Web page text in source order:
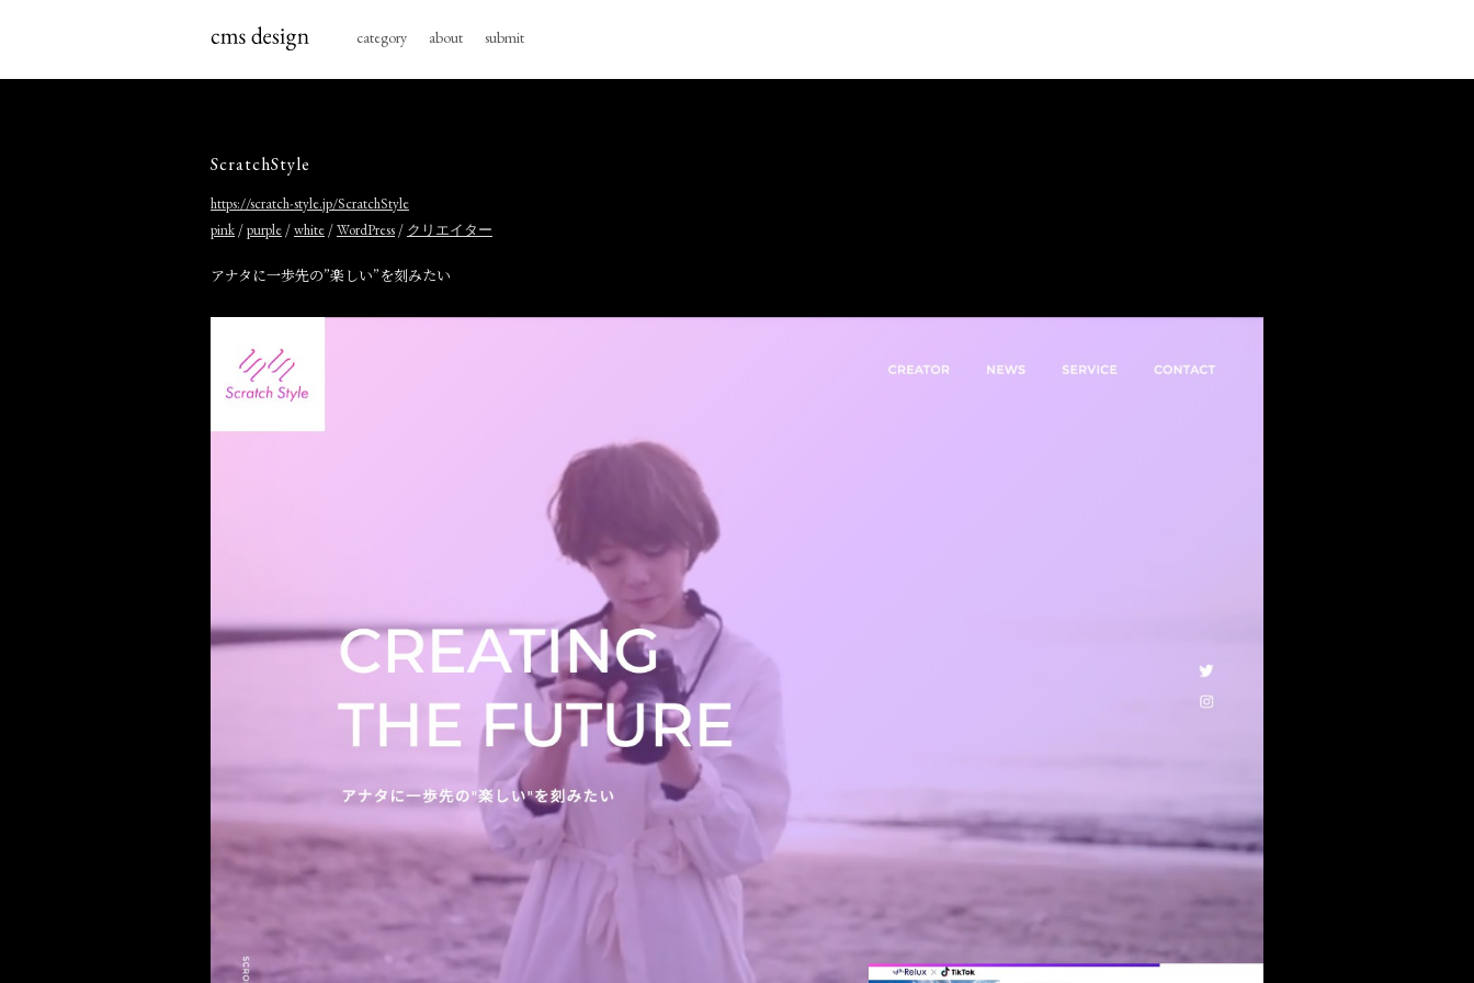
category about submit
ScratchStyle
https://scratch-style.jp/ScratchStyle
pink /purple /white /WordPress / クリエイター
アナタに一歩先の”楽しい”を刻みたい